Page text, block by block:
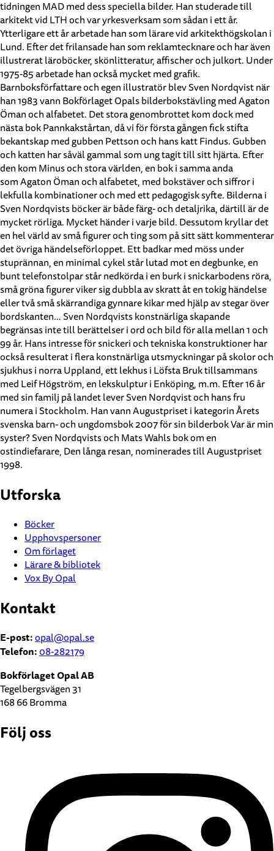
tidningen MAD med dess speciella bilder. Han studerade till
arkitekt vid LTH och var yrkesverksam som sådan i ett år.
Ytterligare ett år arbetade han som lärare vid arkitekthögskolan i
Lund. Efter det frilansade han som reklamtecknare och har även
illustrerat läroböcker, skönlitteratur, affischer och julkort. Under
1975-85 arbetade han också mycket med grafik.
Barnboksförfattare och egen illustratör blev Sven Nordqvist när
han 1983 vann Bokförlaget Opals bilderbokstävling med Agaton
Öman och alfabetet. Det stora genombrottet kom dock med
nästa bok Pannkakstårtan, då vi för första gången fick stifta
bekantskap med gubben Pettson och hans katt Findus. Gubben
och katten har såväl gammal som ung tagit till sitt hjärta. Efter
den kom Minus och stora världen, en bok i samma anda
som Agaton Öman och alfabetet, med bokstäver och siffror i
lekfulla kombinationer och med ett pedagogisk syfte. Bilderna i
Sven Nordqvists böcker är både färg- och detaljrika, därtill är de
mycket rörliga. Mycket händer i varje bild. Dessutom kryllar det
en hel värld av små figurer och ting som på sitt sätt kommenterar
det övriga händelseförloppet. Ett badkar med möss under
stuprännan, en minimal cykel står lutad mot en degbunke, en
bunt telefonstolpar står nedkörda i en burk i snickarbodens röra,
små gröna figurer viker sig dubbla av skratt åt en tokig händelse
eller två små skärrandiga gynnare kikar med hjälp av stegar över
bordskanten… Sven Nordqvists konstnärliga skapande
begränsas inte till berättelser i ord och bild för alla mellan 1 och
99 år. Hans intresse för snickeri och tekniska konstruktioner har
också resulterat i flera konstnärliga utsmyckningar på skolor och
sjukhus i norra Uppland, ett lekhus i Löfsta Bruk tillsammans
med Leif Högström, en lekskulptur i Enköping, m.m. Efter 16 år
med sin familj på landet lever Sven Nordqvist och hans fru
numera i Stockholm. Han vann Augustpriset i kategorin Årets
svenska barn- och ungdomsbok 2007 för sin bilderbok Var är min
syster? Sven Nordqvists och Mats Wahls bok om en
ostindiefarare, Den långa resan, nominerades till Augustpriset
1998.
Utforska
Böcker
Upphovspersoner
Om förlaget
Lärare & bibliotek
Vox By Opal
Kontakt
E-post:opal@opal.se
Telefon:08-282179
Bokförlaget Opal AB
Tegelbergsvägen 31
168 66 Bromma
Följ oss